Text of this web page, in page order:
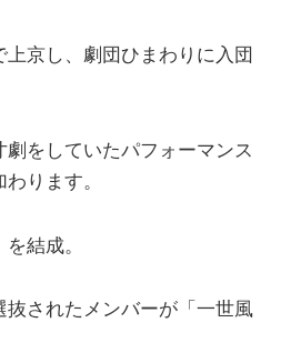
京し、劇団ひまわりに入団
をしていたパフォーマンス
ります。
結成。
抜されたメンバーが「一世風